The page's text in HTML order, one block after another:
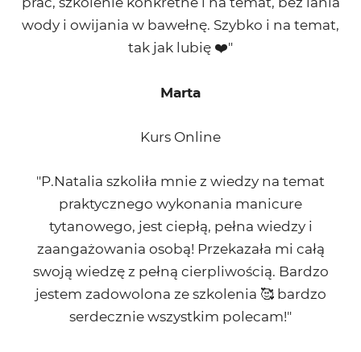
wody i owijania w bawełnę. Szybko i na temat,
tak jak lubię ❤️"
Marta
Kurs Online
"P.Natalia szkoliła mnie z wiedzy na temat
praktycznego wykonania manicure
tytanowego, jest ciepłą, pełna wiedzy i
zaangażowania osobą! Przekazała mi całą
swoją wiedzę z pełną cierpliwością. Bardzo
jestem zadowolona ze szkolenia 🥰 bardzo
serdecznie wszystkim polecam!"